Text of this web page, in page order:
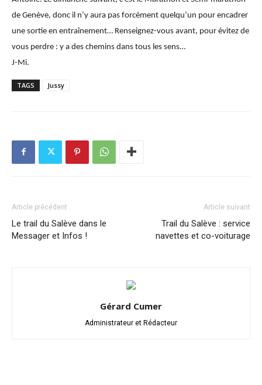
de Genève, donc il n’y aura pas forcément quelqu’un pour encadrer
une sortie en entraînement… Renseignez-vous avant, pour évitez de
vous perdre : y a des chemins dans tous les sens…
J-Mi.
TAGS Jussy
Article précédent
Le trail du Salève dans le
Messager et Infos !
Article suivant
Trail du Salève : service
navettes et co-voiturage
Gérard Cumer
Administrateur et Rédacteur